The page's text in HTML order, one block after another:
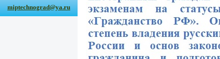
miptechnograd@ya.ru